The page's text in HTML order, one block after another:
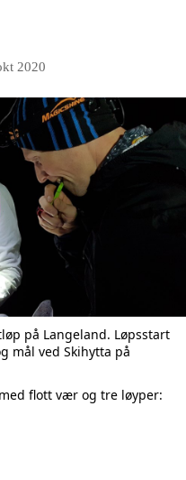
2020
på Langeland. Løpsstart
mål ved Skihytta på
flott vær og tre løyper: